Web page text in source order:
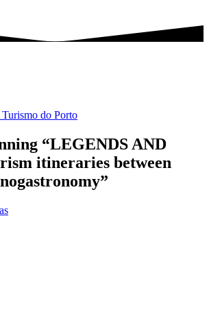
do Porto
“LEGENDS AND
itineraries between